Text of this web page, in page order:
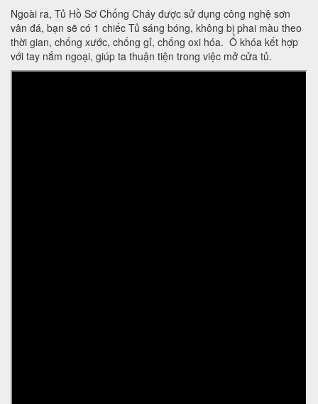
Ngoài ra, Tủ Hồ Sơ Chống Cháy được sử dụng công nghệ sơn
vân đá, bạn sẽ có 1 chiếc Tủ sáng bóng, không bị phai màu theo
thời gian, chống xước, chống gỉ, chống oxi hóa. Ổ khóa kết hợp
với tay nắm ngoại, giúp ta thuận tiện trong việc mở cửa tủ.